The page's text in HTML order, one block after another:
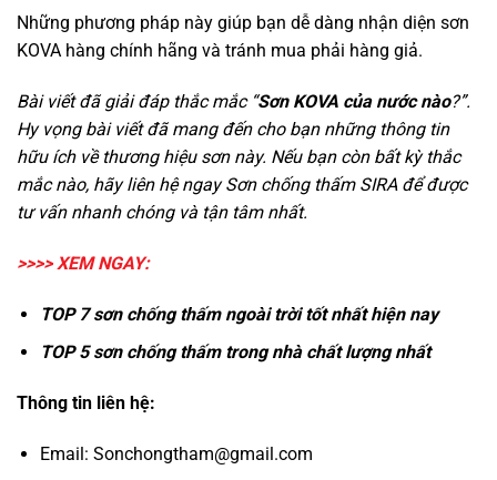
Những phương pháp này giúp bạn dễ dàng nhận diện sơn
KOVA hàng chính hãng và tránh mua phải hàng giả.
Bài viết đã giải đáp thắc mắc “Sơn KOVA của nước nào?”.
Hy vọng bài viết đã mang đến cho bạn những thông tin
hữu ích về thương hiệu sơn này. Nếu bạn còn bất kỳ thắc
mắc nào, hãy liên hệ ngay Sơn chống thấm SIRA để được
tư vấn nhanh chóng và tận tâm nhất.
>>>> XEM NGAY:
TOP 7sơn chống thấm ngoài trờitốt nhất hiện nay
TOP 5sơn chống thấm trong nhàchất lượng nhất
Thông tin liên hệ:
Email: Sonchongtham@gmail.com